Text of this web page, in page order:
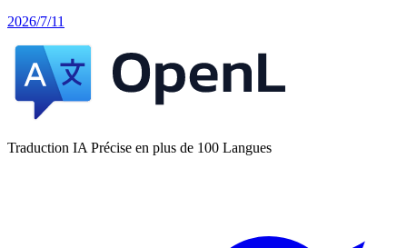
2026/7/11
Traduction IA Précise en plus de 100 Langues